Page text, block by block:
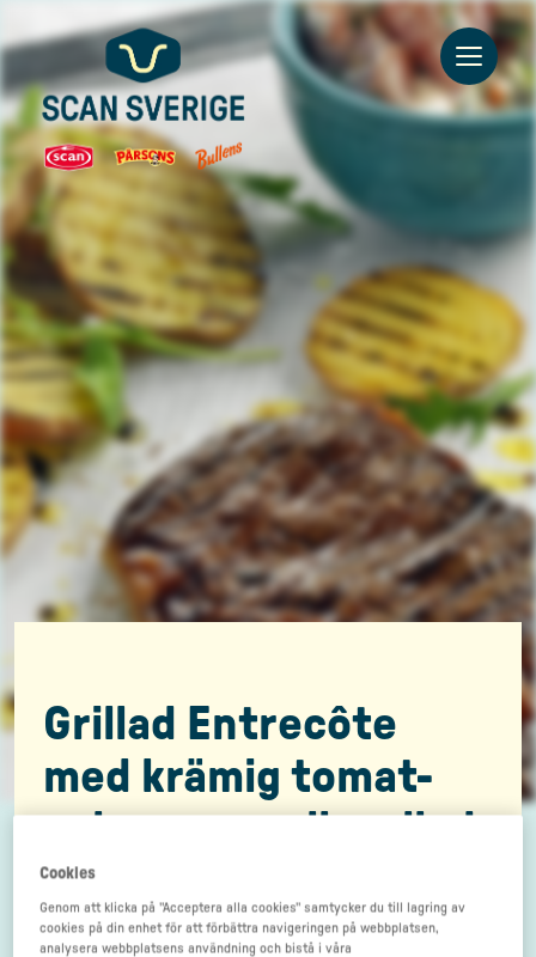
Go to main content
Grillad Entrecôte
med krämig tomat-
och mozzarellasallad
Cookies
Genom att klicka på "Acceptera alla cookies" samtycker du till lagring av
cookies på din enhet för att förbättra navigeringen på webbplatsen,
analysera webbplatsens användning och bistå i våra